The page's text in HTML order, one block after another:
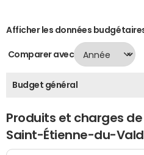
Afficher les données
Comparer avec
Budget général
Produits et charges
Saint-Étienne-du-